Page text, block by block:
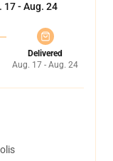
17 - Aug. 24
Delivered
Aug. 17 - Aug. 24